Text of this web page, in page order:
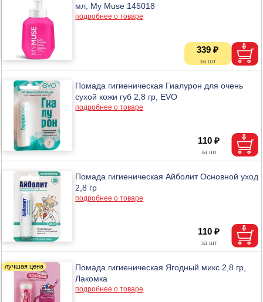
мл, My Muse 145018
подробнее о товаре
339 ₽
Помада гигиеническая Гиалурон для очень
сухой кожи губ 2,8 гр, EVO
подробнее о товаре
110 ₽
Помада гигиеническая Айболит Основной уход
2,8 гр
подробнее о товаре
110 ₽
Помада гигиеническая Ягодный микс 2,8 гр,
Лакомка
подробнее о товаре